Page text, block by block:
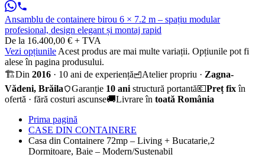
Ansamblu de containere birou 6 × 7.2 m – spațiu modular
profesional, design elegant și montaj rapid
De la 16.400,00 € + TVA
Vezi opțiunile Acest produs are mai multe variații. Opțiunile pot fi
alese în pagina produsului.
🏗️Din 2016 · 10 ani de experiență Atelier propriu · Zagna-
Vădeni, Brăila
Garanție 10 ani structură portantă💶Preț fixîn
ofertă · fără costuri ascunse🚚Livrare în toată România
Prima pagină
CASE DIN CONTAINERE
Casa din Containere 72mp – Living + Bucatarie,2
Dormitoare, Baie – Modern/Sustenabil